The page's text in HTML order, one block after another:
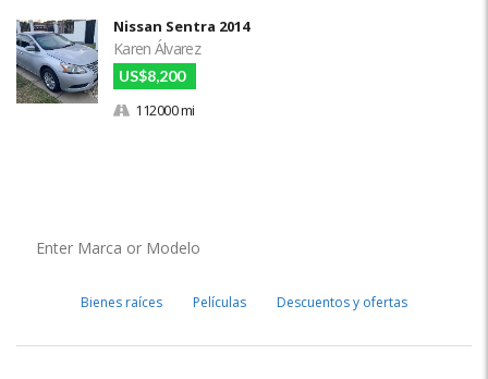
Nissan Sentra 2014
Karen Álvarez
US$8,200
112000 mi
Bienes raíces Películas Descuentos y ofertas